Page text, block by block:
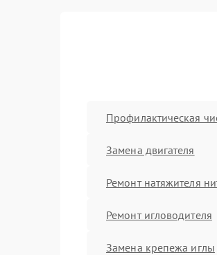
Профилактическая
Замена двигателя
Ремонт натяжителя
Ремонт игловодителя
Замена крепежа иглы